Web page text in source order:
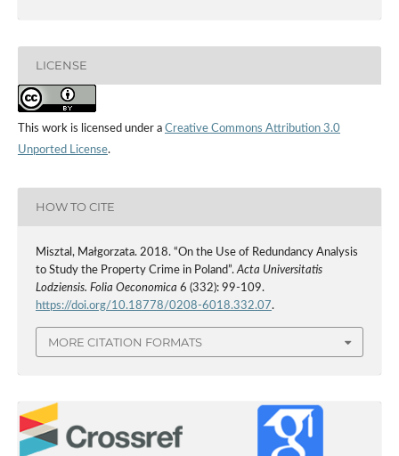
LICENSE
This work is licensed under a Creative Commons Attribution 3.0
Unported License.
HOW TO CITE
Misztal, Małgorzata. 2018. “On the Use of Redundancy Analysis
to Study the Property Crime in Poland”. Acta Universitatis
Lodziensis. Folia Oeconomica 6 (332): 99-109.
https://doi.org/10.18778/0208-6018.332.07.
MORE CITATION FORMATS